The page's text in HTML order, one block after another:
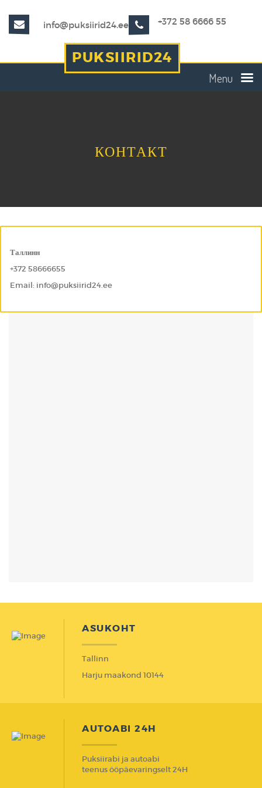
info@puksiirid24.ee +372 58 6666 55
PUKSIIRID24
КОНТАКТ
Таллинн
+372 58666655
Email: info@puksiirid24.ee
ASUKOHT
Tallinn
Harju maakond 10144
AUTOABI 24H
Puksiirabi ja autoabi
teenus ööpäevaringselt 24H
Menu